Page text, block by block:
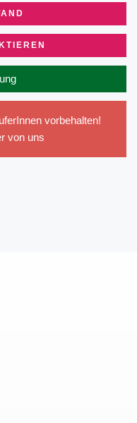
vorbehalten!
von uns